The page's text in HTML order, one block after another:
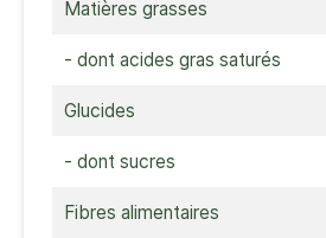
Matières grasses
- dont acides gras saturés
Glucides
- dont sucres
Fibres alimentaires